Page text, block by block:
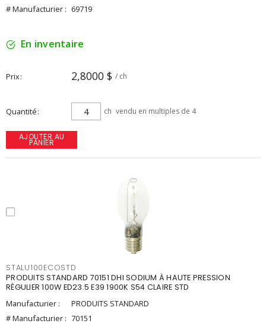
# Manufacturier : 69719
En inventaire
Prix 2,8000 $ / ch
Quantité ch vendu en multiples de 4
AJOUTER AU
PANIER
STALU100ECOSTD
PRODUITS STANDARD 70151 DHI SODIUM À HAUTE PRESSION
RÉGULIER 100W ED23.5 E39 1900K S54 CLAIRE STD
Manufacturier :
PRODUITS STANDARD
# Manufacturier : 70151